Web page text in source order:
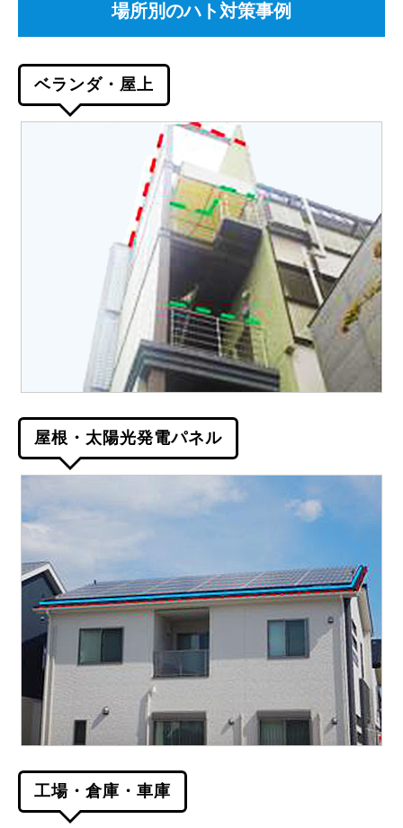
場所別のハト対策事例
ベランダ・屋上
屋根・太陽光発電パネル
工場・倉庫・車庫